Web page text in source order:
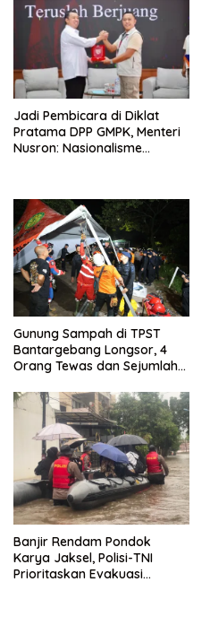
Jadi Pembicara di Diklat
Pratama DPP GMPK, Menteri
Nusron: Nasionalisme
Gunung Sampah di TPST
Bantargebang Longsor, 4
Orang Tewas dan Sejumlah
Banjir Rendam Pondok
Karya Jaksel, Polisi-TNI
Prioritaskan Evakuasi